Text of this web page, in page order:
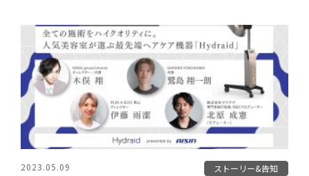
2023.05.09 ストーリー&告知